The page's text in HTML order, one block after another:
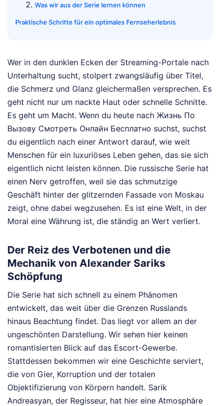
Was wir aus der Serie lernen können
Praktische Schritte für ein optimales Fernseherlebnis
Wer in den dunklen Ecken der Streaming-Portale nach
Unterhaltung sucht, stolpert zwangsläufig über Titel,
die Schmerz und Glanz gleichermaßen versprechen. Es
geht nicht nur um nackte Haut oder schnelle Schnitte.
Es geht um Macht. Wenn du heute nach Жизнь По
Вызову Смотреть Онлайн Бесплатно suchst, suchst
du eigentlich nach einer Antwort darauf, wie weit
Menschen für ein luxuriöses Leben gehen, das sie sich
eigentlich nicht leisten können. Die russische Serie hat
einen Nerv getroffen, weil sie das schmutzige
Geschäft hinter der glitzernden Fassade von Moskau
zeigt, ohne dabei wegzusehen. Es ist eine Welt, in der
Moral eine Währung ist, die ständig an Wert verliert.
Der Reiz des Verbotenen und die
Mechanik von Alexander Sariks
Schöpfung
Die Serie hat sich schnell zu einem Phänomen
entwickelt, das weit über die Grenzen Russlands
hinaus Beachtung findet. Das liegt vor allem an der
ungeschönten Darstellung. Wir sehen hier keinen
romantisierten Blick auf das Escort-Gewerbe.
Stattdessen bekommen wir eine Geschichte serviert,
die von Gier, Korruption und der totalen
Objektifizierung von Körpern handelt. Sarik
Andreasyan, der Regisseur, hat hier eine Atmosphäre